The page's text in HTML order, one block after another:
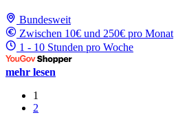
Bundesweit
Zwischen 10€ und 250€ pro Monat
1 - 10 Stunden pro Woche
mehr lesen
1
2